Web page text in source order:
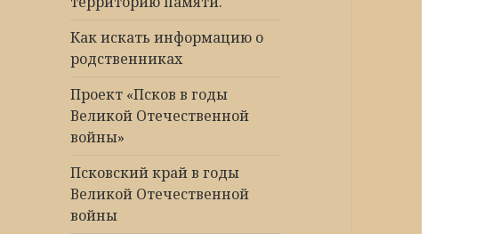
Как искать информацию о
родственниках
Проект «Псков в годы
Великой Отечественной
войны»
Псковский край в годы
Великой Отечественной
войны